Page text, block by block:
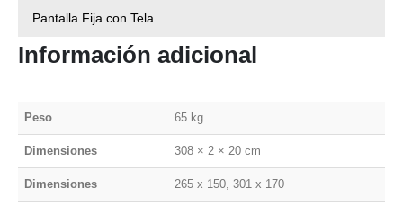
Pantalla Fija con Tela
Información adicional
Peso 65 kg
Dimensiones 308 × 2 × 20 cm
Dimensiones 265 x 150, 301 x 170